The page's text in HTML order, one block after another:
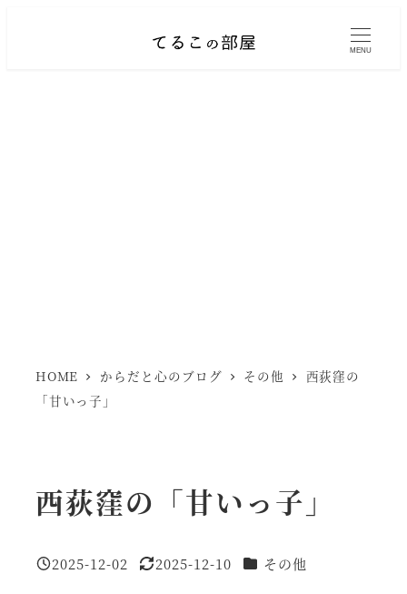
MENU
HOME からだと心のブログ その他
西荻窪の
「甘いっ子」
西荻窪の「甘いっ子」
投稿日
2025-12-02
更新日
2025-12-10 カテゴリー
その他